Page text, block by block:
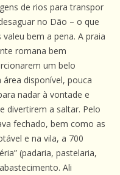
de rios para transpor
no Dão – o que
bem a pena. A praia
romana bem
um belo
disponível, pouca
nadar à vontade e
divertirem a saltar. Pelo
fechado, bem como as
e na vila, a 700
(padaria, pastelaria,
Ali